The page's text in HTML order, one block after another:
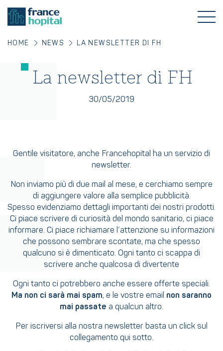
HOME NEWS LA NEWSLETTER DI FH
La newsletter di FH
30/05/2019
Gentile visitatore, anche Francehopital ha un servizio di
newsletter.
Non inviamo più di due mail al mese, e cerchiamo sempre
di aggiungere valore alla semplice pubblicità.
Spesso evidenziamo dettagli importanti dei nostri prodotti.
Ci piace scrivere di curiosità del mondo sanitario, ci piace
informare. Ci piace richiamare l’attenzione su informazioni
che possono sembrare scontate, ma che spesso
qualcuno si è dimenticato. Ogni tanto ci scappa di
scrivere anche qualcosa di divertente
Ogni tanto ci potrebbero anche essere offerte speciali.
Ma non ci sarà mai spam, e le vostre email non saranno
mai passate a qualcun altro.
Per iscriversi alla nostra newsletter basta un click sul
collegamento qui sotto.